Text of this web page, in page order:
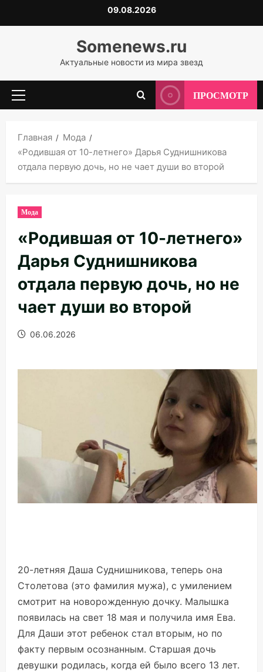
к
09.08.2026
Somenews.ru
Актуальные новости из мира звезд
Основное
ПРОСМОТР
Главная
Мода
«Родившая от 10-летнего» Дарья Суднишникова
отдала первую дочь, но не чает души во второй
Мода
«Родившая от 10-летнего»
Дарья Суднишникова
отдала первую дочь, но не
чает души во второй
06.06.2026
20-летняя Даша Суднишникова, теперь она
Столетова (это фамилия мужа), с умилением
смотрит на новорожденную дочку. Малышка
появилась на свет 18 мая и получила имя Ева.
Для Даши этот ребенок стал вторым, но по
факту первым осознанным. Старшая дочь
девушки родилась, когда ей было всего 13 лет.